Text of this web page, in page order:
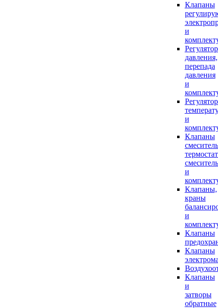
Клапаны
и
давления,
перепада
давления
и
и
Клапаны
и
Клапаны,
краны
и
Клапаны
Клапаны
Клапаны
и
затворы
обратные